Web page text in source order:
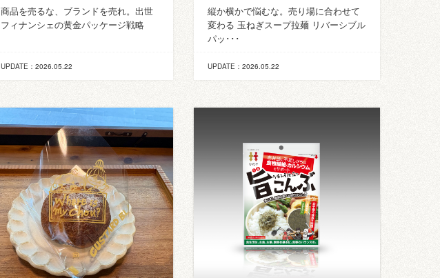
商品を売るな、ブランドを売れ。出世
フィナンシェの黄金パッケージ戦略
UPDATE：2026.05.22
縦か横かで悩むな。売り場に合わせて
変わる 玉ねぎスープ拉麺 リバーシブル
パッ･･･
UPDATE：2026.05.22